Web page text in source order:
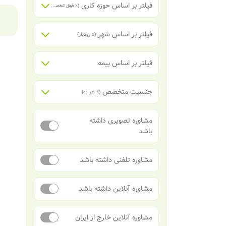
فیلتر بر اساس حوزه کاری (x فوق تخصص گوارش و کبد
فیلتر بر اساس شهر (x رودبار)
فیلتر بر اساس بیمه
جنسیت متخصص (x هر دو)
مشاوره تصویری داشته
باشد
مشاوره تلفنی داشته باشد
مشاوره آنلاین داشته باشد
مشاوره آنلاین خارج از ایران